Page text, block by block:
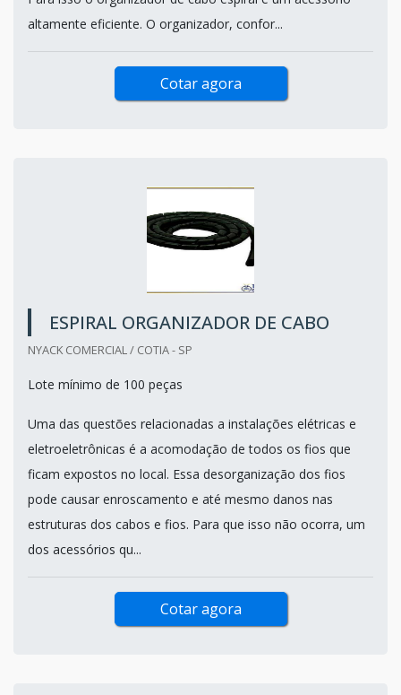
altamente eficiente. O organizador, confor...
Cotar agora
ESPIRAL ORGANIZADOR DE CABO
NYACK COMERCIAL / COTIA - SP
Lote mínimo de 100 peças
Uma das questões relacionadas a instalações elétricas e
eletroeletrônicas é a acomodação de todos os fios que
ficam expostos no local. Essa desorganização dos fios
pode causar enroscamento e até mesmo danos nas
estruturas dos cabos e fios. Para que isso não ocorra, um
dos acessórios qu...
Cotar agora